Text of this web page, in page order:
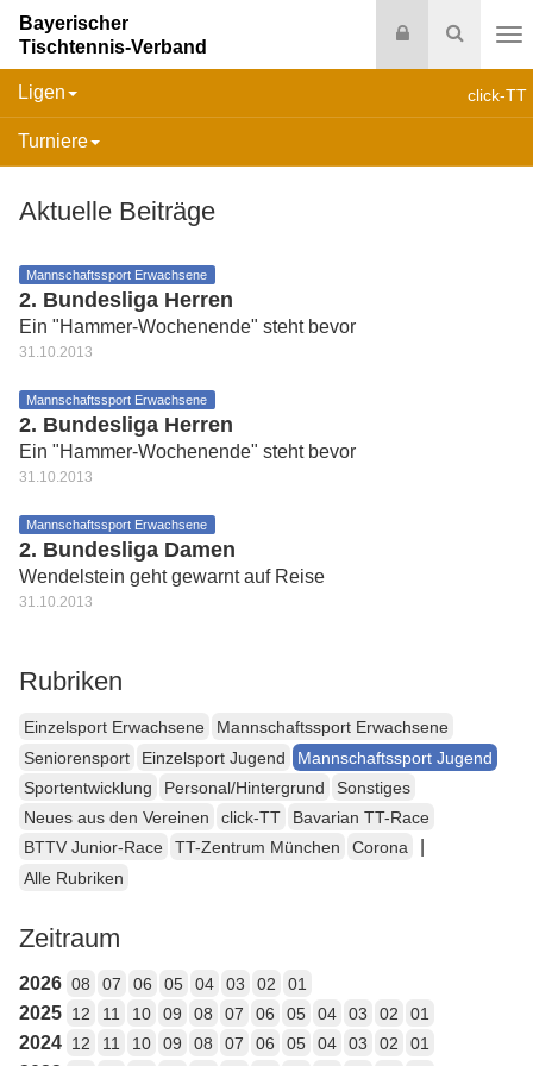
Suche
Login
Bayerischer
Tischtennis-Verband
click-TT
Ligen
Turniere
Aktuelle Beiträge
Mannschaftssport Erwachsene
2. Bundesliga Herren
Ein "Hammer-Wochenende" steht bevor
31.10.2013
Mannschaftssport Erwachsene
2. Bundesliga Herren
Ein "Hammer-Wochenende" steht bevor
31.10.2013
Mannschaftssport Erwachsene
2. Bundesliga Damen
Wendelstein geht gewarnt auf Reise
31.10.2013
Rubriken
Einzelsport Erwachsene
Mannschaftssport Erwachsene
Seniorensport
Einzelsport Jugend
Mannschaftssport Jugend
Sportentwicklung
Personal/Hintergrund
Sonstiges
Neues aus den Vereinen
click-TT
Bavarian TT-Race
BTTV Junior-Race
TT-Zentrum München Corona
Alle Rubriken
Zeitraum
2026 08 07 06 05 04 03 02 01
2025 12 11 10 09 08 07 06 05 04 03 02 01
2024 12 11 10 09 08 07 06 05 04 03 02 01